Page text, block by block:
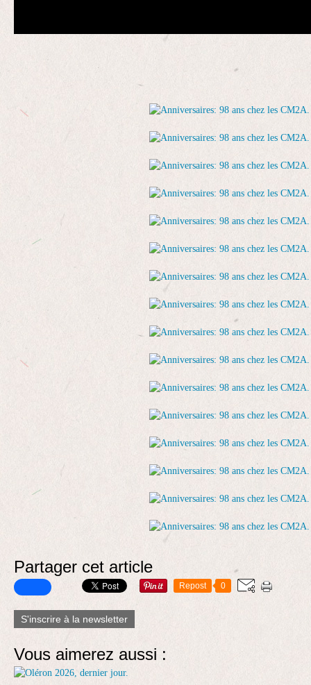
Partager cet article
Repost 0
S'inscrire à la newsletter
Vous aimerez aussi :